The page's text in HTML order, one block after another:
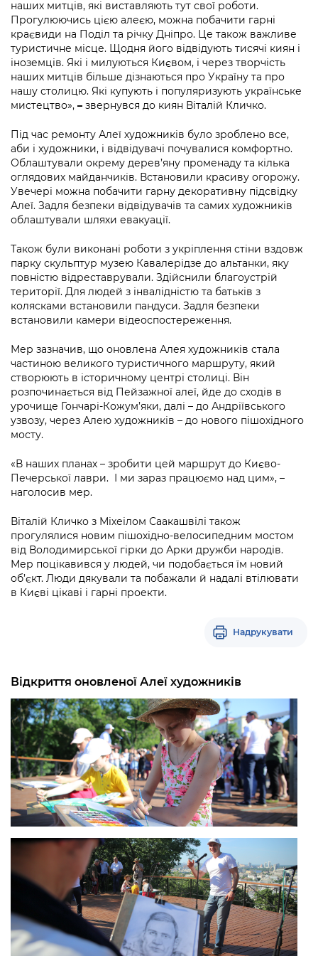
Підприємства, установи, організації
Kyiv International Relations
Річні звіти
Гендерна політика
Київська міська військова адміністрація
Портал Захисників та Захисниць
Безбар'єрність
Портал послуг
Міський застосунок Київ Цифровий
Важливе під час воєнного стану
Уряд» – місцевий рівень»
Важливе під час воєнного стану
Про відкриті дані
Портал даних Києва
Публічні дашборди
наших митців, які виставляють тут свої роботи.
Прогулюючись цією алеєю, можна побачити гарні
краєвиди на Поділ та річку Дніпро. Це також важливе
туристичне місце. Щодня його відвідують тисячі киян і
іноземців. Які і милуються Києвом, і через творчість
наших митців більше дізнаються про Україну та про
нашу столицю. Які купують і популяризують українське
мистецтво», – звернувся до киян Віталій Кличко.
Під час ремонту Алеї художників було зроблено все,
аби і художники, і відвідувачі почувалися комфортно.
Облаштували окрему дерев’яну променаду та кілька
оглядових майданчиків. Встановили красиву огорожу.
Увечері можна побачити гарну декоративну підсвідку
Алеї. Задля безпеки відвідувачів та самих художників
облаштували шляхи евакуації.
Також були виконані роботи з укріплення стіни вздовж
парку скульптур музею Кавалерідзе до альтанки, яку
повністю відреставрували. Здійснили благоустрій
території. Для людей з інвалідністю та батьків з
колясками встановили пандуси. Задля безпеки
встановили камери відеоспостереження.
Мер зазначив, що оновлена Алея художників стала
частиною великого туристичного маршруту, який
створюють в історичному центрі столиці. Він
розпочинається від Пейзажної алеї, йде до сходів в
урочище Гончарі-Кожум’яки, далі – до Андріївського
узвозу, через Алею художників – до нового пішохідного
мосту.
«В наших планах – зробити цей маршрут до Києво-
Печерської лаври. І ми зараз працюємо над цим», –
наголосив мер.
Віталій Кличко з Міхеілом Саакашвілі також
прогулялися новим пішохідно-велосипедним мостом
від Володимирської гірки до Арки дружби народів.
Мер поцікавився у людей, чи подобається їм новий
об’єкт. Люди дякували та побажали й надалі втілювати
в Києві цікаві і гарні проекти.
Надрукувати
Відкриття оновленої Алеї художників